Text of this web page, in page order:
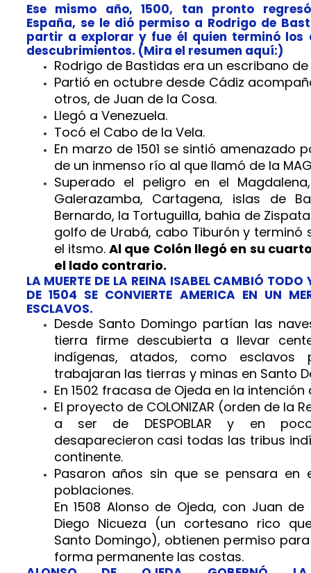
Ese mismo año, 1500, tan pronto
España, se le dió permiso a Rodrigo de
partir a explorar y fue él quien terminó los
descubrimientos. (Mira el resumen aquí:)
Rodrigo de Bastidas era un escribano
Partió en octubre desde Cádiz
otros, de Juan de la Cosa.
Llegó a Venezuela.
Tocó el Cabo de la Vela.
En marzo de 1501 se sintió amenazado
de un inmenso río al que llamó de la
Superado el peligro en el
Galerazamba, Cartagena, islas de
Bernardo, la Tortuguilla, bahia de
golfo de Urabá, cabo Tiburón y terminó
el itsmo.Al que Colón llegó en su
el lado contrario.
LA MUERTE DE LA REINA ISABEL CAMBIÓ TODO
DE 1504 SE CONVIERTE AMERICA EN UN
ESCLAVOS.
Desde Santo Domingo partían las
tierra firme descubierta a llevar
indígenas, atados, como esclavos
trabajaran las tierras y minas en Santo
En 1502 fracasa de Ojeda en la intención
El proyecto de COLONIZAR (orden de la
a ser de DESPOBLAR y en
desaparecieron casi todas las tribus
continente.
Pasaron años sin que se pensara en
poblaciones.
En 1508 Alonso de Ojeda, con Juan
Diego Nicueza (un cortesano rico
Santo Domingo), obtienen permiso
forma permanente las costas.